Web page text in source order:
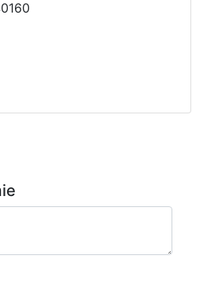
0160